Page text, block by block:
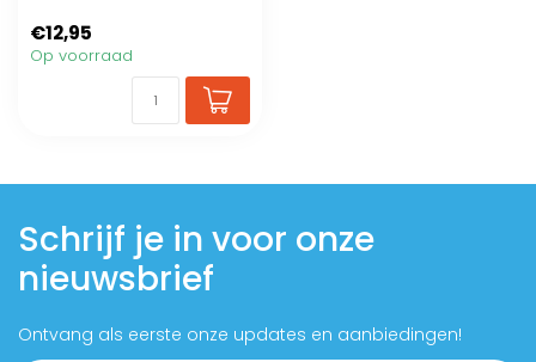
€12,95
Op voorraad
Schrijf je in voor onze
nieuwsbrief
Ontvang als eerste onze updates en aanbiedingen!